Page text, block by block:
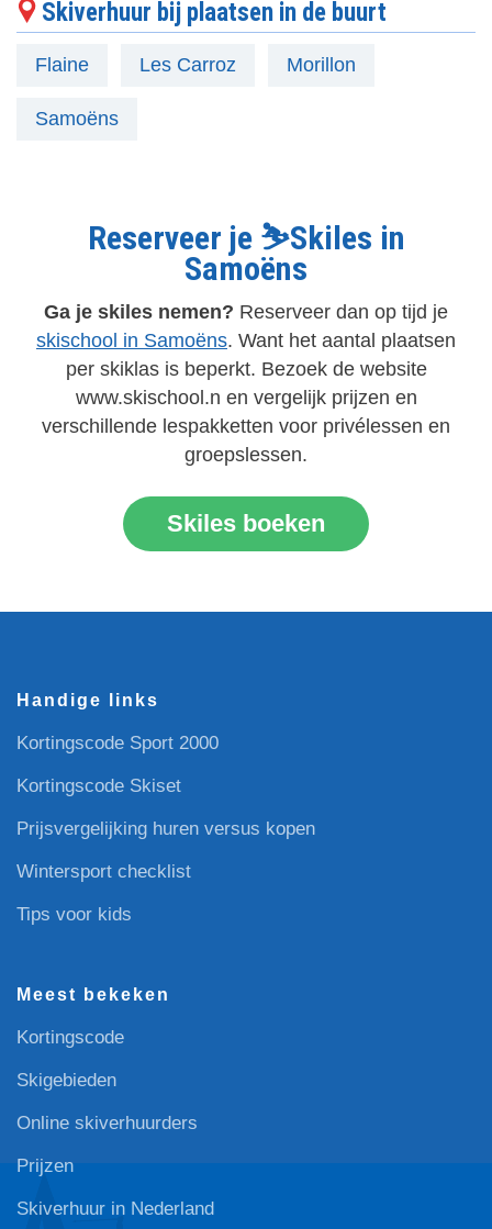
Skiverhuur bij plaatsen in de buurt
Flaine Les Carroz Morillon
Samoëns
Reserveer je ⛷️Skiles in
Samoëns
Ga je skiles nemen? Reserveer dan op tijd je
skischool in Samoëns. Want het aantal plaatsen
per skiklas is beperkt. Bezoek de website
www.skischool.n en vergelijk prijzen en
verschillende lespakketten voor privélessen en
groepslessen.
Skiles boeken
Handige links
Kortingscode Sport 2000
Kortingscode Skiset
Prijsvergelijking huren versus kopen
Wintersport checklist
Tips voor kids
Meest bekeken
Kortingscode
Skigebieden
Online skiverhuurders
Prijzen
Skiverhuur in Nederland